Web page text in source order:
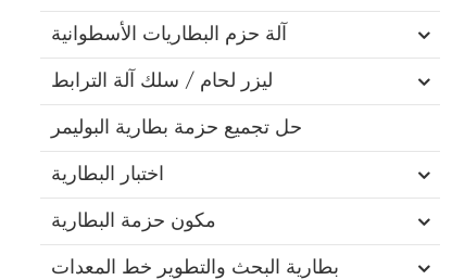
آلة حزم البطاريات الأسطوانية
ليزر لحام / سلك آلة الترابط
حل تجميع حزمة بطارية البوليمر
اختبار البطارية
مكون حزمة البطارية
بطارية البحث والتطوير خط المعدات